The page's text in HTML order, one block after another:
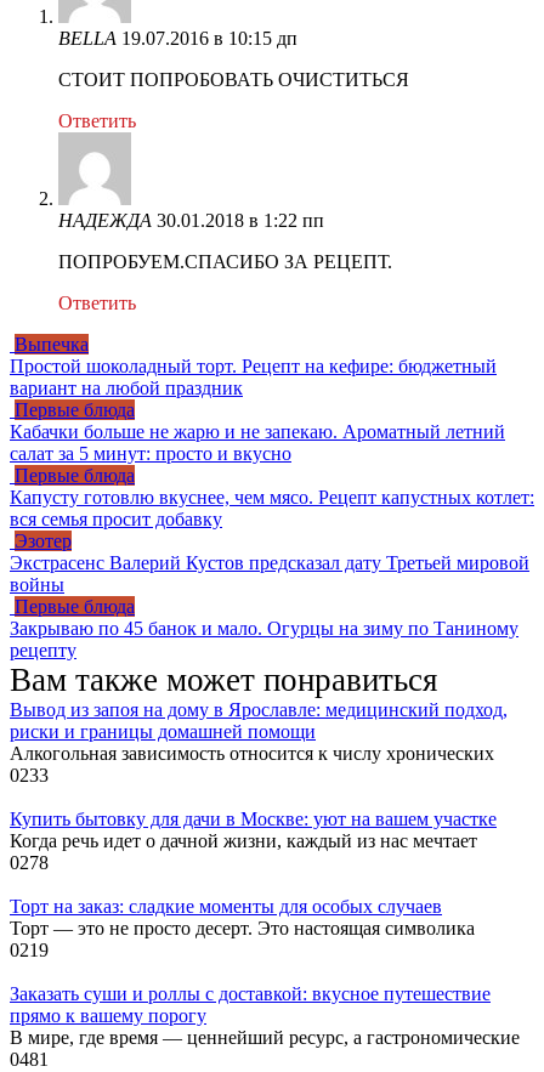
BELLA 19.07.2016 в 10:15 дп
СТОИТ ПОПРОБОВАТЬ ОЧИСТИТЬСЯ
Ответить
НАДЕЖДА 30.01.2018 в 1:22 пп
ПОПРОБУЕМ.СПАСИБО ЗА РЕЦЕПТ.
Ответить
Выпечка
Простой шоколадный торт. Рецепт на кефире: бюджетный
вариант на любой праздник
Первые блюда
Кабачки больше не жарю и не запекаю. Ароматный летний
салат за 5 минут: просто и вкусно
Первые блюда
Капусту готовлю вкуснее, чем мясо. Рецепт капустных котлет:
вся семья просит добавку
Эзотер
Экстрасенс Валерий Кустов предсказал дату Третьей мировой
войны
Первые блюда
Закрываю по 45 банок и мало. Огурцы на зиму по Таниному
рецепту
Вам также может понравиться
Вывод из запоя на дому в Ярославле: медицинский подход,
риски и границы домашней помощи
Алкогольная зависимость относится к числу хронических
0233
Купить бытовку для дачи в Москве: уют на вашем участке
Когда речь идет о дачной жизни, каждый из нас мечтает
0278
Торт на заказ: сладкие моменты для особых случаев
Торт — это не просто десерт. Это настоящая символика
0219
Заказать суши и роллы с доставкой: вкусное путешествие
прямо к вашему порогу
В мире, где время — ценнейший ресурс, а гастрономические
0481